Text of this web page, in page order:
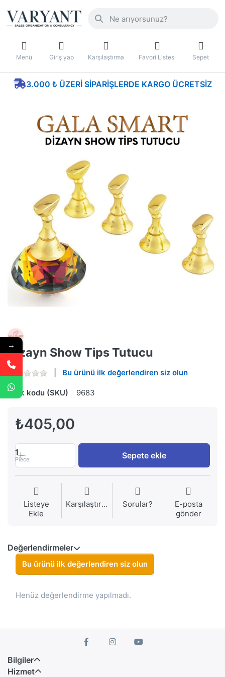
Menü Giriş yap Karşılaştırma Favori Listesi Sepet
3.000 ₺ ÜZERI SIPARIŞLERDE KARGO ÜCRETSIZ
Dizayn Show Tips Tutucu
Bu ürünü ilk değerlendiren siz olun
Stok kodu (SKU) 9683
₺405,00
1
Piece Sepete ekle
Listeye
Ekle
Karşılaştırma Sorular?
E-posta
gönder
Değerlendirmeler
Bu ürünü ilk değerlendiren siz olun
Henüz değerlendirme yapılmadı.
Bilgiler
Hizmet
→